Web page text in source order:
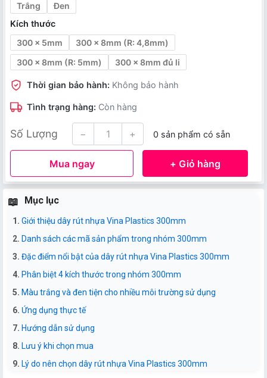
Trắng
Đen
Kích thước
300 x 5mm
300 x 8mm (R: 4,8mm)
300 x 8mm (R: 5mm)
300 x 8mm đủ li
Thời gian bảo hành: Không bảo hành
Tình trạng hàng: Còn hàng
Số Lượng − + 0 sản phẩm có sẵn
Mua ngay + Giỏ hàng
Mục lục
Giới thiệu dây rút nhựa Vina Plastics 300mm
Danh sách các mã sản phẩm trong nhóm 300mm
Đặc điểm nổi bật của dây rút nhựa Vina Plastics 300mm
Phân biệt 4 kích thước trong nhóm 300mm
Màu trắng và đen tiện cho nhiều môi trường sử dụng
Ứng dụng thực tế
Hướng dẫn sử dụng
Lưu ý khi chọn mua
Lý do nên chọn dây rút nhựa Vina Plastics 300mm